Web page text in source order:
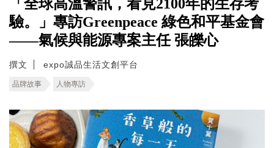
「全球高溫警訊，看見2100年的生存考
驗。」專訪Greenpeace 綠色和平基金會
——氣候與能源專案主任 張皪心
撰文 expo誠品生活文創平台
品牌故事 人物專訪